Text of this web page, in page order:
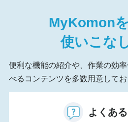
MyKomon
使いこな
便利な機能の紹介や、作業の効
べるコンテンツを多数用意してお
よくあ